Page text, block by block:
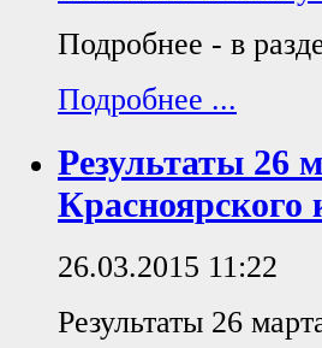
Подробнее - в
Подробнее ...
Результаты 26
Красноярского
26.03.2015 11:22
Результаты 26